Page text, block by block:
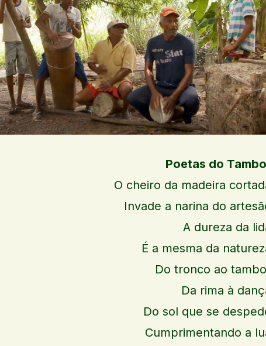
Poetas do
O cheiro da madeira
Invade a narina do
A dureza da
É a mesma da
Do tronco ao
Da rima à
Do sol que se
Cumprimentando a